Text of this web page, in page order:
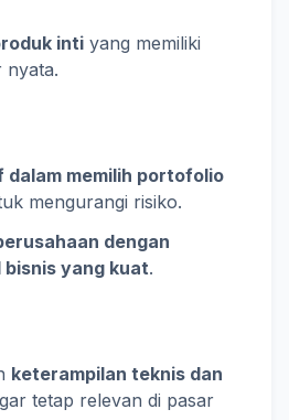
inti yang memiliki
nyata.
dalam memilih portofolio
mengurangi risiko.
dengan
yang kuat.
keterampilan teknis dan
tetap relevan di pasar